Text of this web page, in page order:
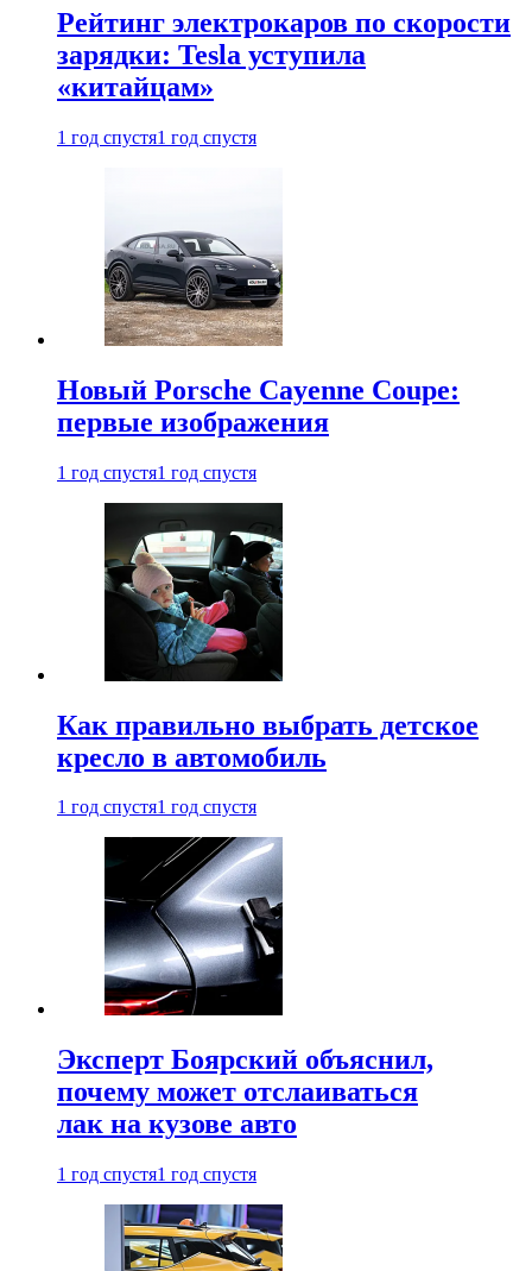
Рейтинг электрокаров по скорости
зарядки: Tesla уступила
«китайцам»
1 год спустя1 год спустя
Новый Porsche Cayenne Coupe:
первые изображения
1 год спустя1 год спустя
Как правильно выбрать детское
кресло в автомобиль
1 год спустя1 год спустя
Эксперт Боярский объяснил,
почему может отслаиваться
лак на кузове авто
1 год спустя1 год спустя